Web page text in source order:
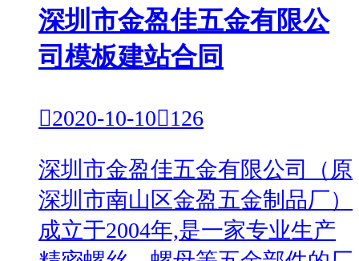
深圳市金盈佳五金有限公
司模板建站合同
2020-10-10126
深圳市金盈佳五金有限公司（原
深圳市南山区金盈五金制品厂）
成立于2004年,是一家专业生产